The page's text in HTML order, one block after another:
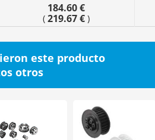
184.60 €
( 219.67 €)
este producto
otros